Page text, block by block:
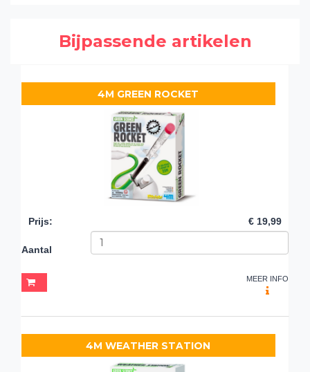
Bijpassende artikelen
4M GREEN ROCKET
Prijs: € 19,99
Aantal
MEER INFO
4M WEATHER STATION